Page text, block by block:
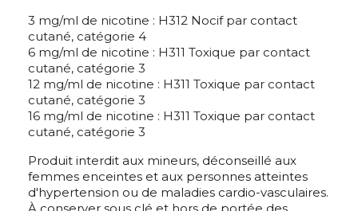
3 mg/ml de nicotine : H312 Nocif par contact
cutané, catégorie 4
6 mg/ml de nicotine : H311 Toxique par contact
cutané, catégorie 3
12 mg/ml de nicotine : H311 Toxique par contact
cutané, catégorie 3
16 mg/ml de nicotine : H311 Toxique par contact
cutané, catégorie 3
Produit interdit aux mineurs, déconseillé aux
femmes enceintes et aux personnes atteintes
d'hypertension ou de maladies cardio-vasculaires.
À conserver sous clé et hors de portée des